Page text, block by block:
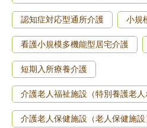
認知症対応型通所介護 小規
看護小規模多機能型居宅介護
短期入所療養介護
介護老人福祉施設（特別養護老人
介護老人保健施設（老人保健施設